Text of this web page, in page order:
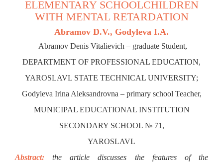
ELEMENTARY SCHOOLCHILDREN
WITH MENTAL RETARDATION
Abramov D.V., Godyleva I.A.
Abramov Denis Vitalievich – graduate Student,
DEPARTMENT OF PROFESSIONAL EDUCATION,
YAROSLAVL STATE TECHNICAL UNIVERSITY;
Godyleva Irina Aleksandrovna – primary school Teacher,
MUNICIPAL EDUCATIONAL INSTITUTION
SECONDARY SCHOOL № 71,
YAROSLAVL
Abstract: the article discusses the features of the